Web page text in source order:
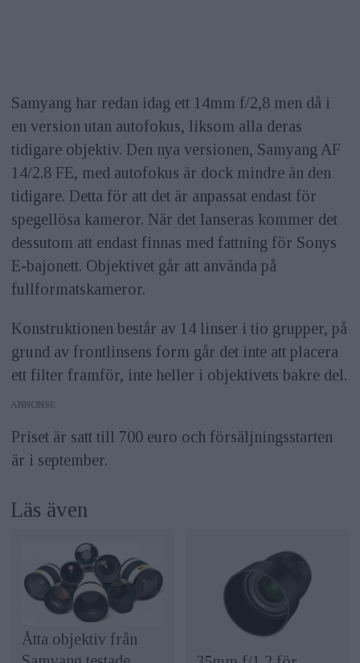
Samyang har redan idag ett 14mm f/2,8 men då i
en version utan autofokus, liksom alla deras
tidigare objektiv. Den nya versionen, Samyang AF
14/2.8 FE, med autofokus är dock mindre än den
tidigare. Detta för att det är anpassat endast för
spegellösa kameror. När det lanseras kommer det
dessutom att endast finnas med fattning för Sonys
E-bajonett. Objektivet går att använda på
fullformatskameror.
Konstruktionen består av 14 linser i tio grupper, på
grund av frontlinsens form går det inte att placera
ett filter framför, inte heller i objektivets bakre del.
ANNONS
Priset är satt till 700 euro och försäljningsstarten
är i september.
Läs även
Åtta objektiv från